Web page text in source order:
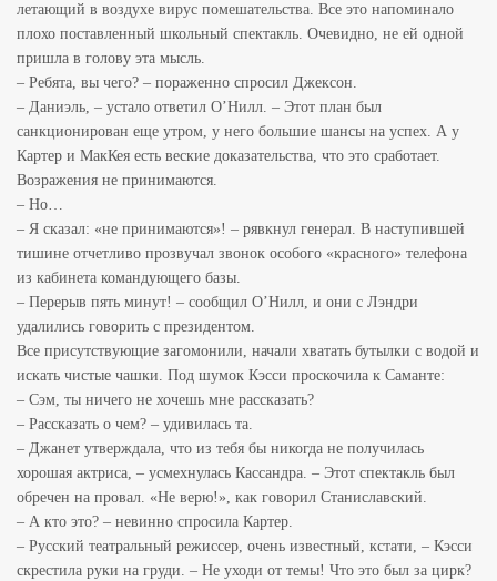
летающий в воздухе вирус помешательства. Все это напоминало
плохо поставленный школьный спектакль. Очевидно, не ей одной
пришла в голову эта мысль.
– Ребята, вы чего? – пораженно спросил Джексон.
– Даниэль, – устало ответил О’Нилл. – Этот план был
санкционирован еще утром, у него большие шансы на успех. А у
Картер и МакКея есть веские доказательства, что это сработает.
Возражения не принимаются.
– Но…
– Я сказал: «не принимаются»! – рявкнул генерал. В наступившей
тишине отчетливо прозвучал звонок особого «красного» телефона
из кабинета командующего базы.
– Перерыв пять минут! – сообщил О’Нилл, и они с Лэндри
удалились говорить с президентом.
Все присутствующие загомонили, начали хватать бутылки с водой и
искать чистые чашки. Под шумок Кэсси проскочила к Саманте:
– Сэм, ты ничего не хочешь мне рассказать?
– Рассказать о чем? – удивилась та.
– Джанет утверждала, что из тебя бы никогда не получилась
хорошая актриса, – усмехнулась Кассандра. – Этот спектакль был
обречен на провал. «Не верю!», как говорил Станиславский.
– А кто это? – невинно спросила Картер.
– Русский театральный режиссер, очень известный, кстати, – Кэсси
скрестила руки на груди. – Не уходи от темы! Что это был за цирк?